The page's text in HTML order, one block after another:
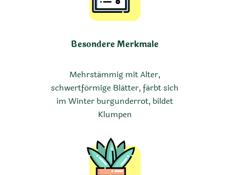
Besondere Merkmale
Mehrstämmig mit Alter,
schwertförmige Blätter, färbt sich
im Winter burgunderrot, bildet
Klumpen